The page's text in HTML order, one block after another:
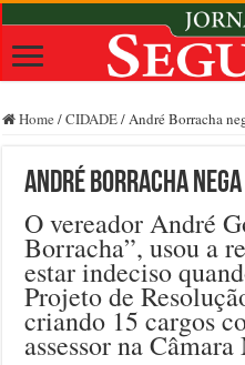
Home /CIDADE/André Borracha
André Borracha
O vereador André
Borracha”, usou a
estar indeciso
Projeto de
criando 15 cargos
assessor na